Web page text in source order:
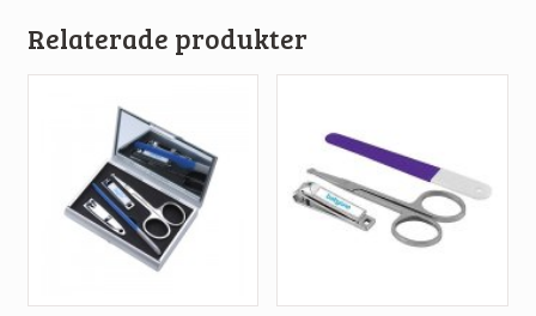
Relaterade produkter